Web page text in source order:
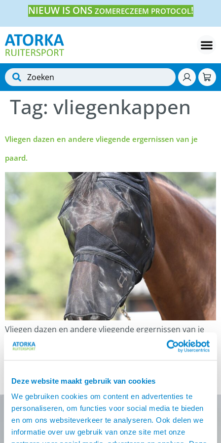
Deze website maakt gebruik van cookies
We gebruiken cookies om content en advertenties te
personaliseren, om functies voor social media te bieden
en om ons websiteverkeer te analyseren. Ook delen we
informatie over uw gebruik van onze site met onze
NIEUW IS ONS ZOMERECZEEM PROTOCOL!
Tag: vliegenkappen
Vliegen dazen en andere vliegende ergernissen van je
paard.
Vliegen dazen en andere vliegende ergernissen van je
paard. Elk jaar zien we het weer gebeuren: onze paarden
worden gek van die vervelende vliegen, dazen en ander
op stal, rond de ogen, neus en mond, op de benen, en
Nooit meer de beste Atorka